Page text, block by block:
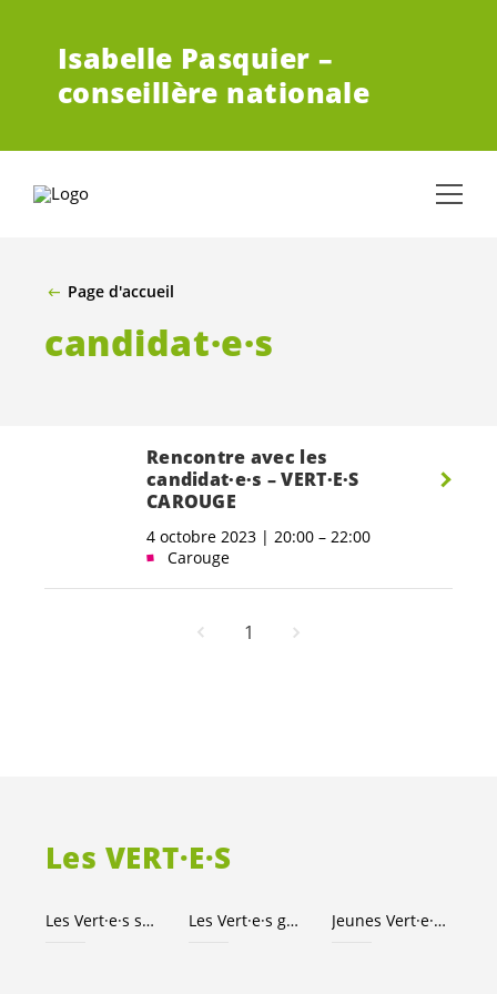
Isabelle Pasquier –
conseillère nationale
Page d'accueil
candidat·e·s
Rencontre avec les
candidat·e·s –VERT·E·S
CAROUGE
4 octobre 2023 | 20:00 – 22:00
Carouge
1
Les VERT·E·S
Les Vert·e·s suisses Les Vert·e·s genevois·es Jeunes Vert·e·s